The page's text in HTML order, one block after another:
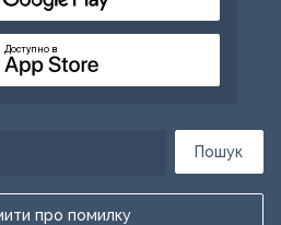
Пошук
про помилку
Доступно в